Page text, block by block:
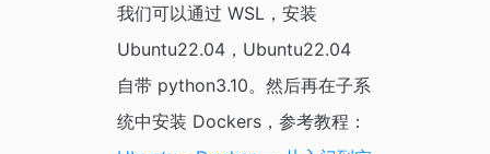
我们可以通过 WSL，安装
Ubuntu22.04，Ubuntu22.04
自带 python3.10。然后再在子系
统中安装 Dockers，参考教程：